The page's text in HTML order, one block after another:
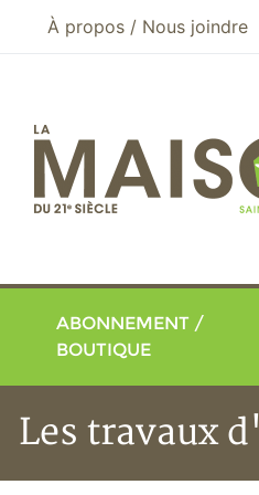
Aller au menu principal
Aller au contenu principal
À propos / Nous joindre
ABONNEMENT /
BOUTIQUE
Les travaux